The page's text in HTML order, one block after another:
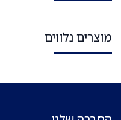
מוצרים נלווים